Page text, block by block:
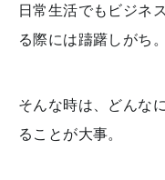
日常生活でもビジネ
る際には躊躇しがち。
そんな時は、どんな
ることが大事。